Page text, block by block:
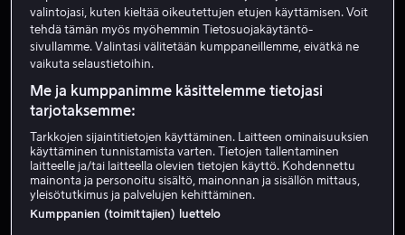
Näyttelijä Tuotannonjohtaja
valintojasi, kuten kieltää oikeutettujen etujen käyttämisen. Voit
tehdä tämän myös myöhemmin Tietosuojakäytäntö-
sivullamme. Valintasi välitetään kumppaneillemme, eivätkä ne
vaikuta selaustietoihin.
Me ja kumppanimme käsittelemme tietojasi
tarjotaksemme:
Tarkkojen sijaintitietojen käyttäminen. Laitteen ominaisuuksien
käyttäminen tunnistamista varten. Tietojen tallentaminen
laitteelle ja/tai laitteella olevien tietojen käyttö. Kohdennettu
mainonta ja personoitu sisältö, mainonnan ja sisällön mittaus,
yleisötutkimus ja palvelujen kehittäminen.
Kumppanien (toimittajien) luettelo